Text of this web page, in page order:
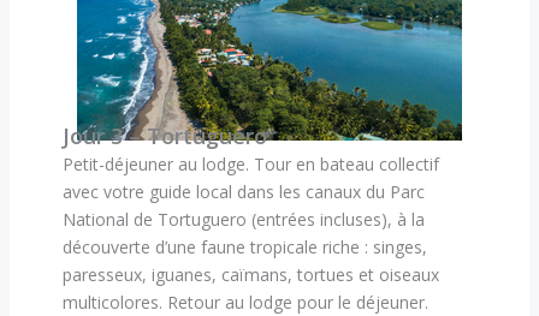
Jour 3 – Tortuguero
Petit-déjeuner au lodge. Tour en bateau collectif
avec votre guide local dans les canaux du Parc
National de Tortuguero (entrées incluses), à la
découverte d’une faune tropicale riche : singes,
paresseux, iguanes, caïmans, tortues et oiseaux
multicolores. Retour au lodge pour le déjeuner.